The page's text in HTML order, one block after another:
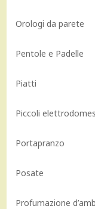
Orologi da parete
Pentole e Padelle
Piatti
Piccoli
Portapranzo
Posate
Profumazione